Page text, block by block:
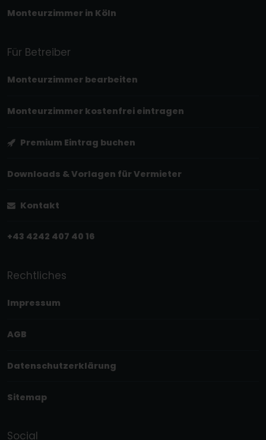
Monteurzimmer in Köln
Für Betreiber
Monteurzimmer bearbeiten
Monteurzimmer kostenfrei eintragen
Premium Eintrag buchen
Downloads & Vorlagen für Vermieter
Kontakt
+43 4242 407 40 16
Rechtliches
Impressum
AGB
Datenschutzerklärung
Sitemap
Social